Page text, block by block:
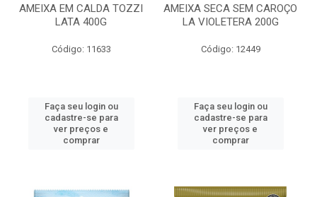
AMEIXA EM CALDA TOZZI
LATA 400G
Código: 11633
Faça seu login ou
cadastre-se para
ver preços e
comprar
AMEIXA SECA SEM CAROÇO
LA VIOLETERA 200G
Código: 12449
Faça seu login ou
cadastre-se para
ver preços e
comprar